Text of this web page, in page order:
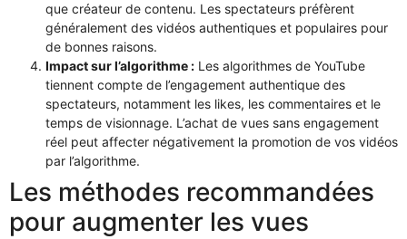
que créateur de contenu. Les spectateurs préfèrent
généralement des vidéos authentiques et populaires pour
de bonnes raisons.
Impact sur l’algorithme : Les algorithmes de YouTube
tiennent compte de l’engagement authentique des
spectateurs, notamment les likes, les commentaires et le
temps de visionnage. L’achat de vues sans engagement
réel peut affecter négativement la promotion de vos vidéos
par l’algorithme.
Les méthodes recommandées
pour augmenter les vues